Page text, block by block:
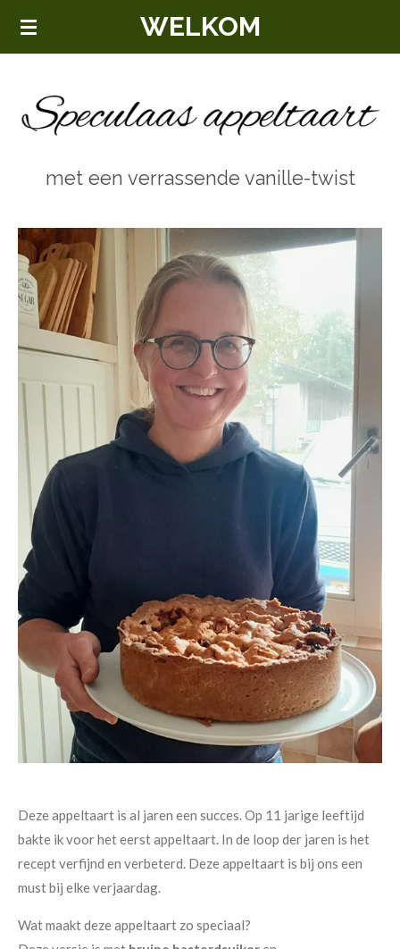
Ga
hoofdinhoud
WELKOM
met een verrassende vanille-twist
Deze appeltaart is al jaren een succes. Op 11 jarige leeftijd
bakte ik voor het eerst appeltaart. In de loop der jaren is het
recept verfijnd en verbeterd. Deze appeltaart is bij ons een
must bij elke verjaardag.
Wat maakt deze appeltaart zo speciaal?